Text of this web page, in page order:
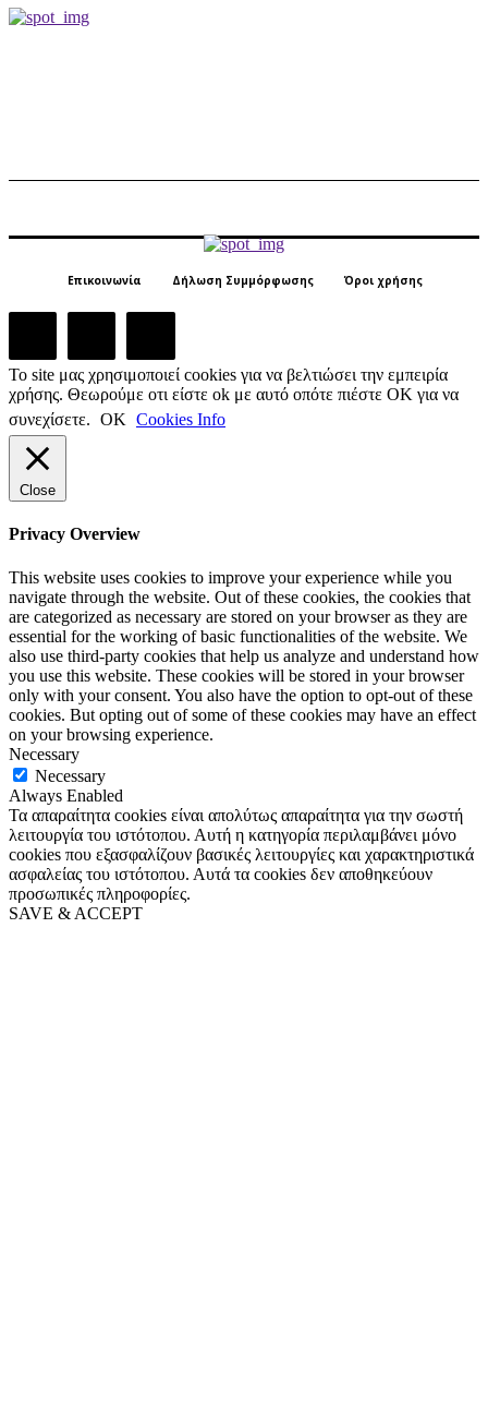
Επικοινωνία Δήλωση Συμμόρφωσης Όροι χρήσης
Το site μας χρησιμοποιεί cookies για να βελτιώσει την εμπειρία
χρήσης. Θεωρούμε οτι είστε ok με αυτό οπότε πιέστε ΟΚ για να
συνεχίσετε. ΟΚ Cookies Info
Close
Privacy Overview
This website uses cookies to improve your experience while you
navigate through the website. Out of these cookies, the cookies that
are categorized as necessary are stored on your browser as they are
essential for the working of basic functionalities of the website. We
also use third-party cookies that help us analyze and understand how
you use this website. These cookies will be stored in your browser
only with your consent. You also have the option to opt-out of these
cookies. But opting out of some of these cookies may have an effect
on your browsing experience.
Necessary
Necessary
Always Enabled
Τα απαραίτητα cookies είναι απολύτως απαραίτητα για την σωστή
λειτουργία του ιστότοπου. Αυτή η κατηγορία περιλαμβάνει μόνο
cookies που εξασφαλίζουν βασικές λειτουργίες και χαρακτηριστικά
ασφαλείας του ιστότοπου. Αυτά τα cookies δεν αποθηκεύουν
προσωπικές πληροφορίες.
SAVE & ACCEPT